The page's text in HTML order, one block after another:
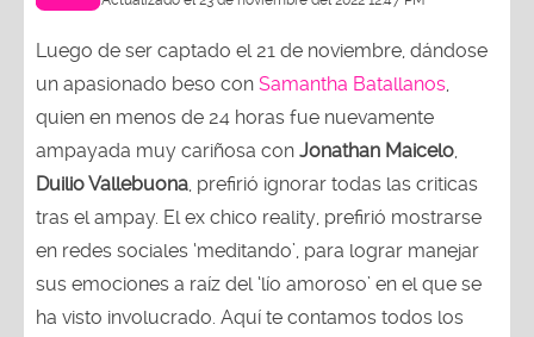
Luego de ser captado el 21 de noviembre, dándose
un apasionado beso con Samantha Batallanos
quien en menos de 24 horas fue nuevamente
ampayada muy cariñosa con Jonathan Maicelo
Duilio Vallebuona , prefirió ignorar todas las criticas
tras el ampay. El ex chico reality, prefirió mostrarse
en redes sociales ‘meditando’, para lograr manejar
sus emociones a raíz del ‘lío amoroso’ en el que se
ha visto involucrado. Aquí te contamos todos los